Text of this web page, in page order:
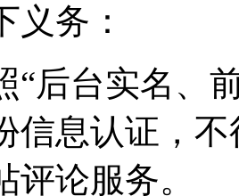
义务：
“后台实名、
信息认证，
评论服务。